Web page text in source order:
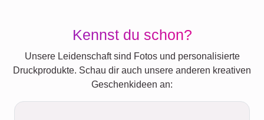
Kennst du schon?
Unsere Leidenschaft sind Fotos und personalisierte
Druckprodukte. Schau dir auch unsere anderen kreativen
Geschenkideen an: